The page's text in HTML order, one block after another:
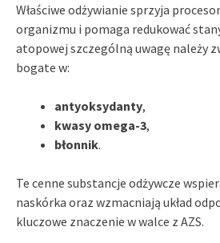
Właściwe odżywianie sprzyja
organizmu i pomaga redukować
atopowej szczególną uwagę należy
bogate w:
antyoksydanty,
kwasy omega-3,
błonnik.
Te cenne substancje odżywcze
naskórka oraz wzmacniają układ
kluczowe znaczenie w walce z AZS.